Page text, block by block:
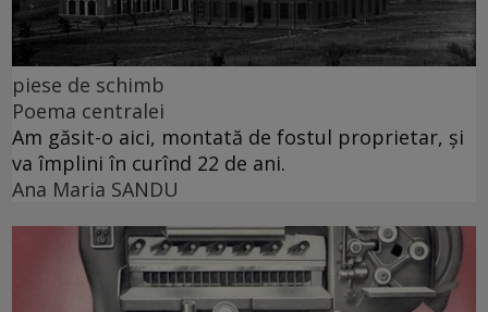
piese de schimb
Poema centralei
Am găsit-o aici, montată de fostul proprietar, și
va împlini în curînd 22 de ani.
Ana Maria SANDU